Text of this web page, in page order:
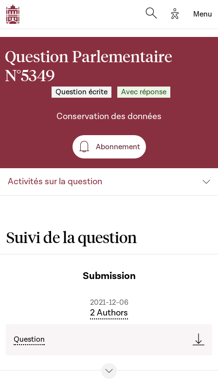
Options
Menu
Question Parlementaire
N°5349
Question écrite Avec réponse
Conservation des données
Abonnement
Abonnement
Activités sur la question
Suivi de la question
Submission
2021-12-06
2 Authors
Question